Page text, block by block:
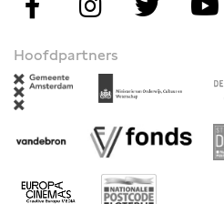
Hoofdpartners